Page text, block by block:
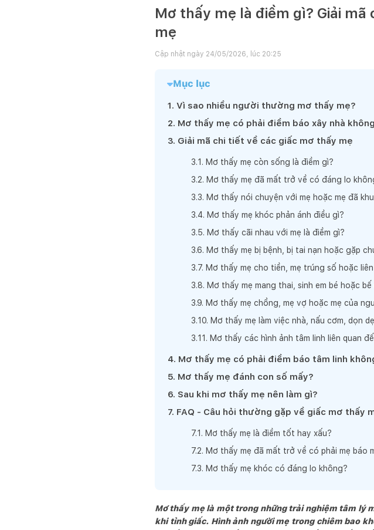
Mơ thấy mẹ là điềm gì? Giải
mẹ
Cập nhật ngày 24/05/2026, lúc 20:25
Mục lục
1. Vì sao nhiều người thường mơ thấy mẹ?
2. Mơ thấy mẹ có phải điềm báo xây nhà
3. Giải mã chi tiết về các giấc mơ thấy mẹ
3.1 . Mơ thấy mẹ còn sống là điềm gì?
3.2. Mơ thấy mẹ đã mất trở về có đáng lo
3.3. Mơ thấy nói chuyện với mẹ hoặc mẹ đã
3.4. Mơ thấy mẹ khóc phản ánh điều gì?
3.5. Mơ thấy cãi nhau với mẹ là điềm gì?
3.6. Mơ thấy mẹ bị bệnh, bị tai nạn hoặc gặp
3.7. Mơ thấy mẹ cho tiền, mẹ trúng số hoặc
3.8. Mơ thấy mẹ mang thai, sinh em bé hoặc bế
3.9. Mơ thấy mẹ chồng, mẹ vợ hoặc mẹ của
3.10. Mơ thấy mẹ làm việc nhà, nấu cơm, dọn
3.11 . Mơ thấy các hình ảnh tâm linh liên quan
4. Mơ thấy mẹ có phải điềm báo tâm linh
5. Mơ thấy mẹ đánh con số mấy?
6. Sau khi mơ thấy mẹ nên làm gì?
7. FAQ - Câu hỏi thường gặp về giấc mơ thấy
7.1 . Mơ thấy mẹ là điềm tốt hay xấu?
7.2. Mơ thấy mẹ đã mất trở về có phải mẹ báo
7.3. Mơ thấy mẹ khóc có đáng lo không?
Mơ thấy mẹ là một trong những trải nghiệm tâm lý
khi tỉnh giấc. Hình ảnh người mẹ trong chiêm bao